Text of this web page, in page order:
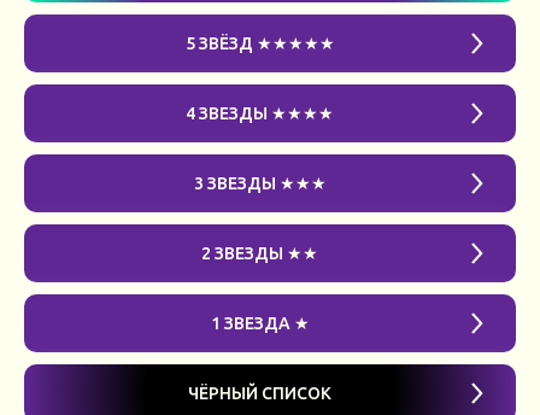
5 ЗВЁЗД ★★★★★
4 ЗВЕЗДЫ ★★★★
3 ЗВЕЗДЫ ★★★
2 ЗВЕЗДЫ ★★
1 ЗВЕЗДА ★
ЧЁРНЫЙ СПИСОК